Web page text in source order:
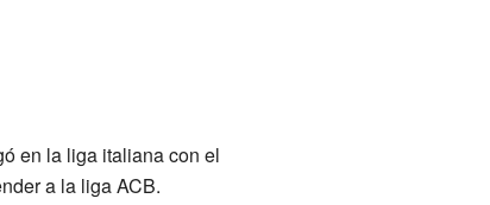
en la liga italiana con el
a la liga ACB.